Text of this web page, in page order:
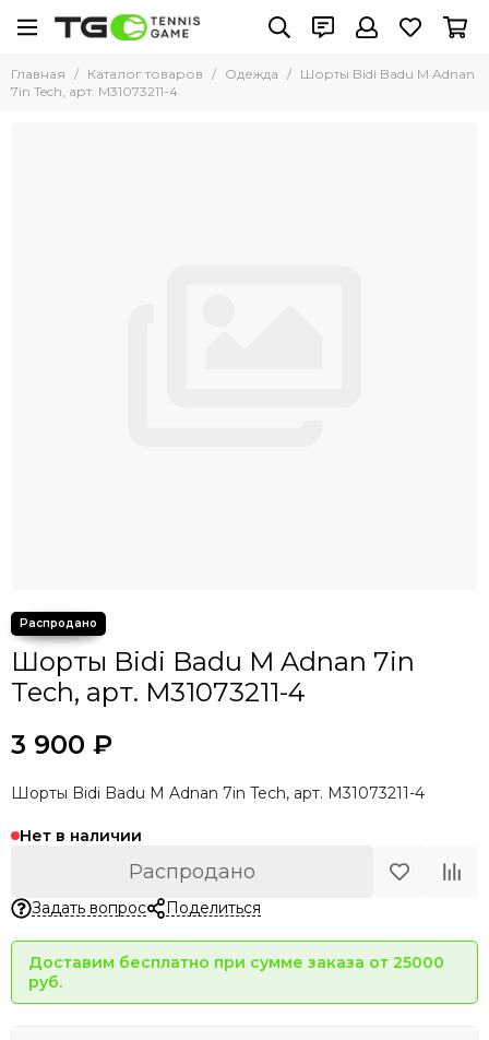
Главная Каталог товаров Одежда
Шорты Bidi Badu M Adnan
7in Tech, арт. M31073211-4
Шорты Bidi Badu M Adnan 7in
Tech, арт. M31073211-4
3 900 ₽
Шорты Bidi Badu M Adnan 7in Tech, арт. M31073211-4
Нет в наличии
Распродано
Задать вопрос Поделиться
Доставим бесплатно при сумме заказа от 25000
руб.